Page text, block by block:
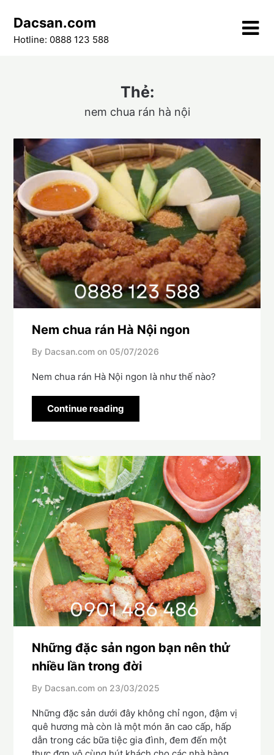
content
Dacsan.com
Hotline: 0888 123 588
Thẻ:
nem chua rán hà nội
Nem chua rán Hà Nội ngon
By Dacsan.com on 05/07/2026
Nem chua rán Hà Nội ngon là như thế nào?
Continue reading
Những đặc sản ngon bạn nên thử
nhiều lần trong đời
By Dacsan.com on 23/03/2025
Những đặc sản dưới đây không chỉ ngon, đậm vị
quê hương mà còn là một món ăn cao cấp, hấp
dẫn trong các bữa tiệc gia đình, đem đến một